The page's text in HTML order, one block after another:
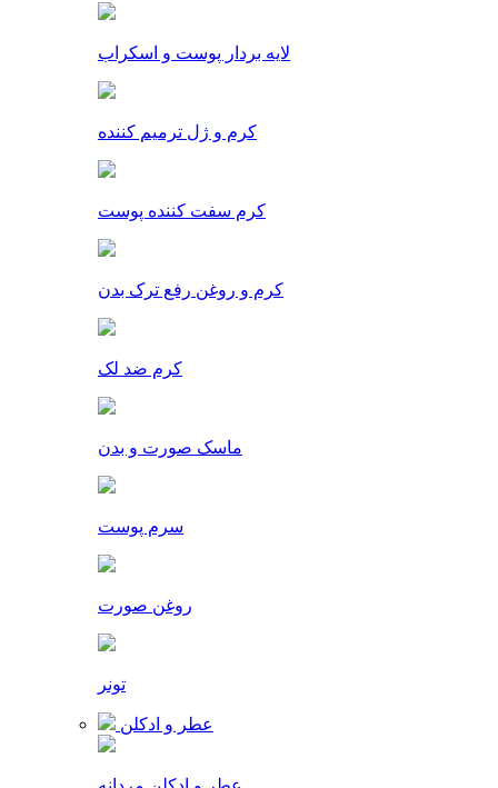
لایه بردار پوست و اسکراب
کرم و ژل ترمیم کننده
کرم سفت کننده پوست
کرم و روغن رفع ترک بدن
کرم ضد لک
ماسک صورت و بدن
سرم پوست
روغن صورت
تونر
عطر و ادکلن